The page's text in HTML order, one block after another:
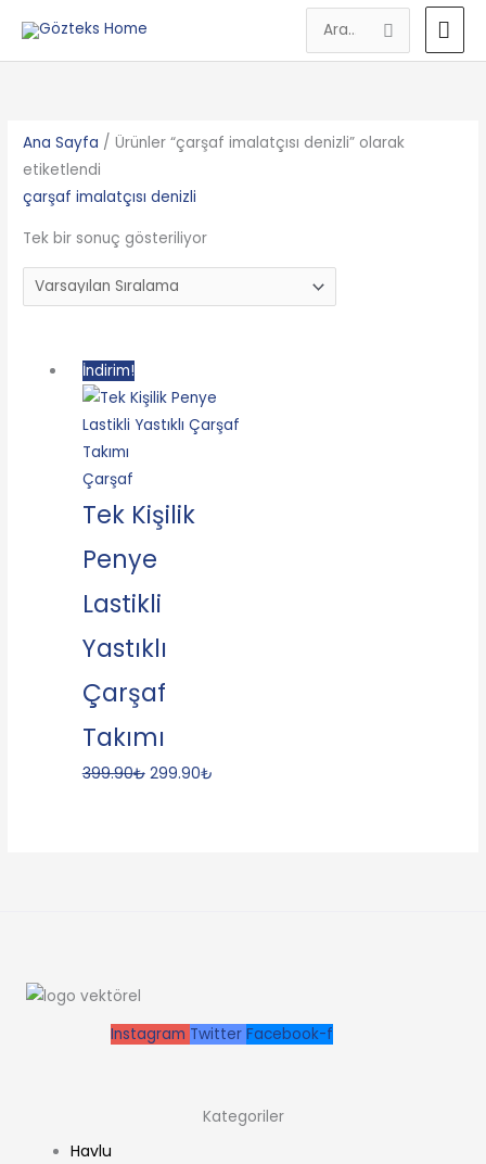
atla
Search
for:
Ana Sayfa / Ürünler “çarşaf imalatçısı denizli” olarak
etiketlendi
çarşaf imalatçısı denizli
Tek bir sonuç gösteriliyor
İndirim!
Çarşaf
Tek Kişilik
Penye
Lastikli
Yastıklı
Çarşaf
Takımı
399.90₺
399.90₺.
299.90₺
fiyat:
299.90₺.
Instagram Twitter Facebook-f
Kategoriler
Havlu